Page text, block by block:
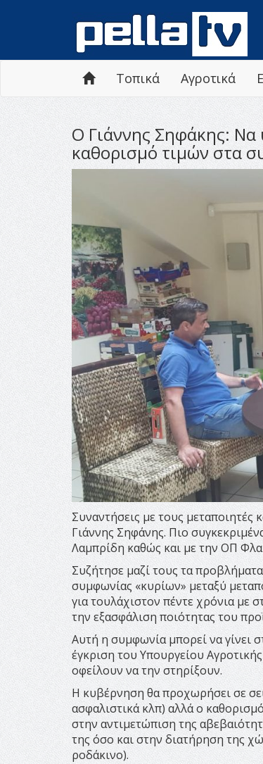
Τοπικά Αγροτικά
Ο Γιάννης Σηφάκης: Να
καθορισμό τιμών στα
Συναντήσεις με τους
Γιάννης Σηφάνης. Πιο
Λαμπρίδη καθώς και με την ΟΠ
Συζήτησε μαζί τους τα
συμφωνίας «κυρίων» μεταξύ
για τουλάχιστον πέντε χρόνια με
την εξασφάλιση ποιότητας του
Αυτή η συμφωνία μπορεί να γίνει
έγκριση του Υπουργείου
οφείλουν να την στηρίξουν.
Η κυβέρνηση θα προχωρήσει σε
ασφαλιστικά κλπ) αλλά ο
στην αντιμετώπιση της
της όσο και στην διατήρηση της
ροδάκινο).